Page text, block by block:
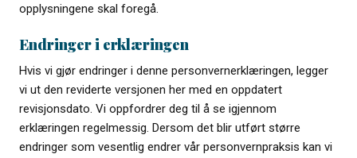
opplysningene skal foregå.
Endringer i erklæringen
Hvis vi gjør endringer i denne personvernerklæringen, legger
vi ut den reviderte versjonen her med en oppdatert
revisjonsdato. Vi oppfordrer deg til å se igjennom
erklæringen regelmessig. Dersom det blir utført større
endringer som vesentlig endrer vår personvernpraksis kan vi